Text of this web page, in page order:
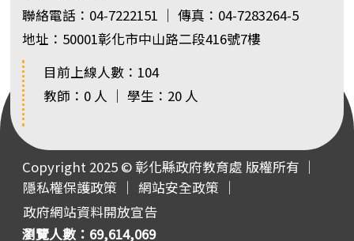
聯絡電話：04-7222151 ｜ 傳真：04-7283264-5
地址：50001彰化市中山路二段416號7樓
目前上線人數：104
教師：0 人 ｜ 學生：20 人
Copyright 2025 © 彰化縣政府教育處 版權所有 ｜
隱私權保護政策 ｜ 網站安全政策 ｜
政府網站資料開放宣告
瀏覽人數：69,614,069